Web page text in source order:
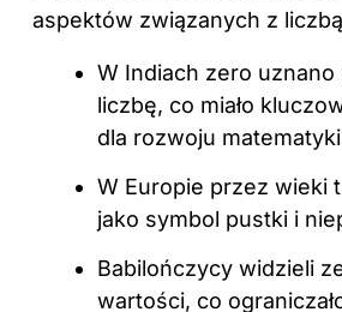
aspektów związanych z
W Indiach zero uznano
liczbę, co miało
dla rozwoju
W Europie przez wieki
jako symbol pustki i
Babilończycy widzieli
wartości, co